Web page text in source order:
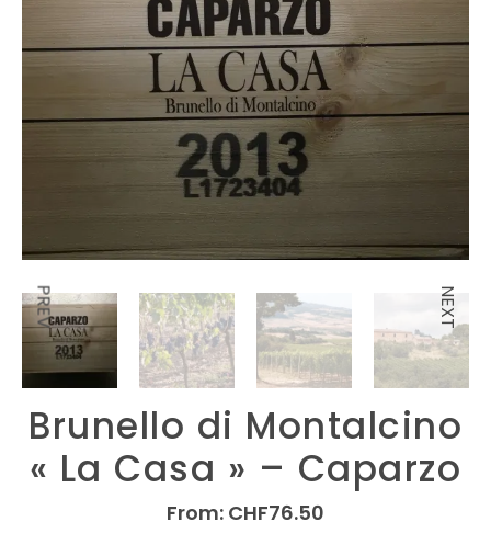
PREV NEXT
Brunello di Montalcino
« La Casa » – Caparzo
From: CHF76.50